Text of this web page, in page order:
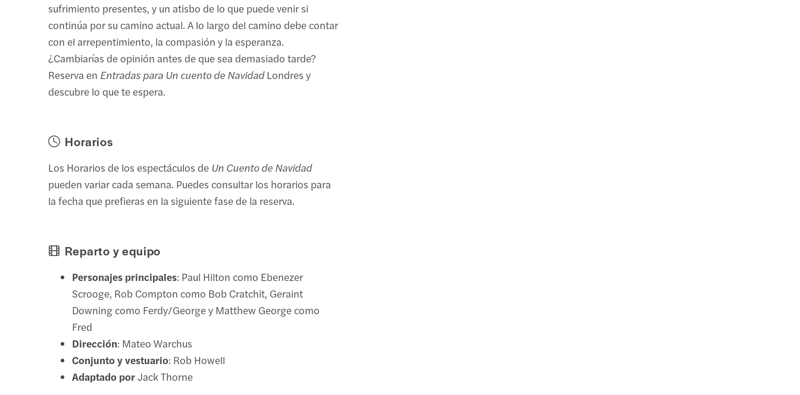
sufrimiento presentes, y un atisbo de lo que puede venir si
continúa por su camino actual. A lo largo del camino debe contar
con el arrepentimiento, la compasión y la esperanza.
¿Cambiarías de opinión antes de que sea demasiado tarde?
Reserva en Entradas para Un cuento de NavidadLondres y
descubre lo que te espera.
Horarios
Los Horarios de los espectáculos de Un Cuento de Navidad
pueden variar cada semana. Puedes consultar los horarios para
la fecha que prefieras en la siguiente fase de la reserva.
Reparto y equipo
Personajes principales: Paul Hilton como Ebenezer
Scrooge, Rob Compton como Bob Cratchit, Geraint
Downing como Ferdy/George y Matthew George como
Fred
Dirección: Mateo Warchus
Conjunto y vestuario: Rob Howell
Adaptado porJack Thorne